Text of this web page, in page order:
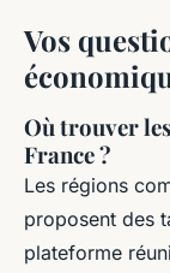
Vos
Où trouver
France ?
Les régions
proposent des
plateforme